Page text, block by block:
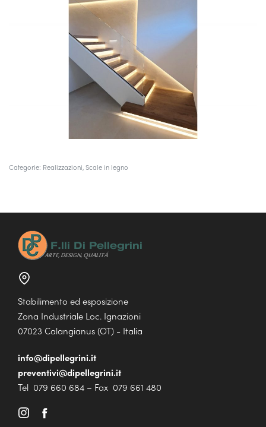
Categorie: Realizzazioni,Scale in legno
Stabilimento ed esposizione
Zona Industriale Loc. Ignazioni
07023 Calangianus (OT) - Italia
info@dipellegrini.it
preventivi@dipellegrini.it
Tel 079 660 684 – Fax 079 661 480